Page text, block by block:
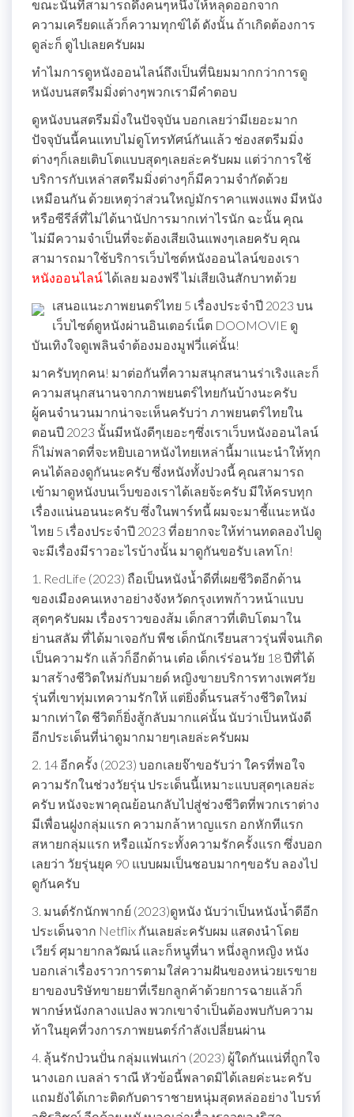
ขณะนั้นที่สามารถดึงคนๆหนึ่งให้หลุดออกจาก
ความเครียดแล้วก็ความทุกข์ได้ ดังนั้น ถ้าเกิดต้องการ
ดูล่ะก็ ดูไปเลยครับผม
ทำไมการดูหนังออนไลน์ถึงเป็นที่นิยมมากกว่าการดู
หนังบนสตรีมมิ่งต่างๆพวกเรามีคำตอบ
ดูหนังบนสตรีมมิ่งในปัจจุบัน บอกเลยว่ามีเยอะมาก
ปัจจุบันนี้คนแทบไม่ดูโทรทัศน์กันแล้ว ช่องสตรีมมิ่ง
ต่างๆก็เลยเติบโตแบบสุดๆเลยล่ะครับผม แต่ว่าการใช้
บริการกับเหล่าสตรีมมิ่งต่างๆก็มีความจำกัดด้วย
เหมือนกัน ด้วยเหตุว่าส่วนใหญ่มักราคาแพงแพง มีหนัง
หรือซีรีส์ที่ไม่ได้นานัปการมากเท่าไรนัก ฉะนั้น คุณ
ไม่มีความจำเป็นที่จะต้องเสียเงินแพงๆเลยครับ คุณ
สามารถมาใช้บริการเว็บไซต์หนังออนไลน์ของเรา
หนังออนไลน์ได้เลย มองฟรี ไม่เสียเงินสักบาทด้วย
เสนอแนะภาพยนตร์ไทย 5 เรื่องประจำปี 2023 บน
เว็บไซต์ดูหนังผ่านอินเตอร์เน็ต DOOMOVIE ดู
บันเทิงใจดูเพลินจำต้องมองมูฟวี่แค่นั้น!
มาครับทุกคน! มาต่อกันที่ความสนุกสนานร่าเริงและก็
ความสนุกสนานจากภาพยนตร์ไทยกันบ้างนะครับ
ผู้คนจำนวนมากน่าจะเห็นครับว่า ภาพยนตร์ไทยใน
ตอนปี 2023 นั้นมีหนังดีๆเยอะๆซึ่งเราเว็บหนังออนไลน์
ก็ไม่พลาดที่จะหยิบเอาหนังไทยเหล่านี้มาแนะนำให้ทุก
คนได้ลองดูกันนะครับ ซึ่งหนังทั้งปวงนี้ คุณสามารถ
เข้ามาดูหนังบนเว็บของเราได้เลยจ้ะครับ มีให้ครบทุก
เรื่องแน่นอนนะครับ ซึ่งในพาร์ทนี้ ผมจะมาชี้แนะหนัง
ไทย 5 เรื่องประจำปี 2023 ที่อยากจะให้ท่านทดลองไปดู
จะมีเรื่องมีราวอะไรบ้างนั้น มาดูกันขอรับ เลทโก!
1. RedLife (2023) ถือเป็นหนังน้ำดีที่เผยชีวิตอีกด้าน
ของเมืองคนเหงาอย่างจังหวัดกรุงเทพก้าวหน้าแบบ
สุดๆครับผม เรื่องราวของส้ม เด็กสาวที่เติบโตมาใน
ย่านสลัม ที่ได้มาเจอกับ พีช เด็กนักเรียนสาวรุ่นพี่จนเกิด
เป็นความรัก แล้วก็อีกด้าน เต๋อ เด็กเร่ร่อนวัย 18 ปีที่ได้
มาสร้างชีวิตใหม่กับมายด์ หญิงขายบริการทางเพศวัย
รุ่นที่เขาทุ่มเทความรักให้ แต่ยิ่งดิ้นรนสร้างชีวิตใหม่
มากเท่าใด ชีวิตก็ยิ่งสู้กลับมากแค่นั้น นับว่าเป็นหนังดี
อีกประเด็นที่น่าดูมากมายๆเลยล่ะครับผม
2. 14 อีกครั้ง (2023) บอกเลยจ๊าขอรับว่า ใครที่พอใจ
ความรักในช่วงวัยรุ่น ประเด็นนี้เหมาะแบบสุดๆเลยล่ะ
ครับ หนังจะพาคุณย้อนกลับไปสู่ช่วงชีวิตที่พวกเราต่าง
มีเพื่อนฝูงกลุ่มแรก ความกล้าหาญแรก อกหักทีแรก
สหายกลุ่มแรก หรือแม้กระทั้งความรักครั้งแรก ซึ่งบอก
เลยว่า วัยรุ่นยุค 90 แบบผมเป็นชอบมากๆขอรับ ลองไป
ดูกันครับ
3. มนต์รักนักพากย์ (2023)ดูหนัง นับว่าเป็นหนังน้ำดีอีก
ประเด็นจาก Netflix กันเลยล่ะครับผม แสดงนำโดย
เวียร์ ศุมายากลวัฒน์ และก็หนูที่นา หนึ่งลูกหญิง หนัง
บอกเล่าเรื่องราวการตามใส่ความฝันของหน่วยเรขาย
ยาของบริษัทขายยาที่เรียกลูกค้าด้วยการฉายแล้วก็
พากษ์หนังกลางแปลง พวกเขาจำเป็นต้องพบกับความ
ท้าในยุคที่วงการภาพยนตร์กำลังเปลี่ยนผ่าน
4. ลุ้นรักป่วนปั่น กลุ่มแฟนเก่า (2023) ผู้ใดกันแน่ที่ถูกใจ
นางเอก เบลล่า ราณี หัวข้อนี้พลาดมิได้เลยค่ะนะครับ
แถมยังได้เกาะติดกับดาราชายหนุ่มสุดหล่ออย่าง ไบรท์